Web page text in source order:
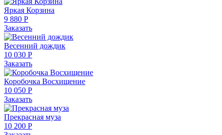
Яркая Корзина
9 880 Р
Заказать
Весенний дождик
10 030 Р
Заказать
Коробочка Восхищение
10 050 Р
Заказать
Прекрасная муза
10 200 Р